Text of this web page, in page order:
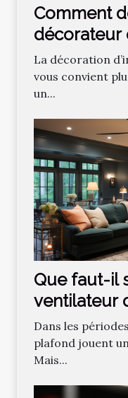
Comment
décorateur
La décoration
vous convient
un...
Que faut-il
ventilateur
Dans les
plafond jouent
Mais...